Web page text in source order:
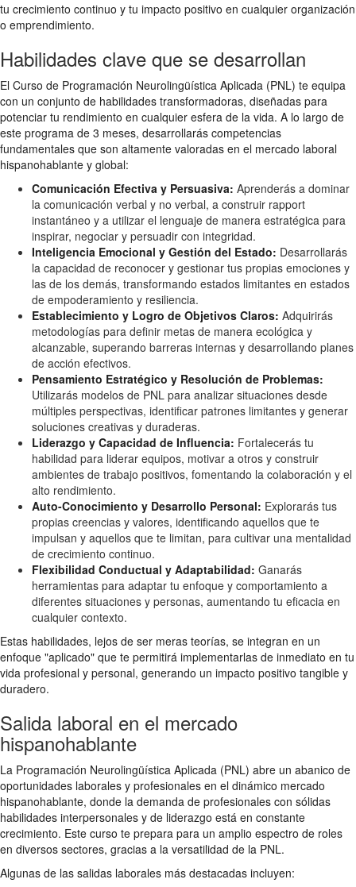
tu crecimiento continuo y tu impacto positivo en cualquier organización
o emprendimiento.
Habilidades clave que se desarrollan
El Curso de Programación Neurolingüística Aplicada (PNL) te equipa
con un conjunto de habilidades transformadoras, diseñadas para
potenciar tu rendimiento en cualquier esfera de la vida. A lo largo de
este programa de 3 meses, desarrollarás competencias
fundamentales que son altamente valoradas en el mercado laboral
hispanohablante y global:
Comunicación Efectiva y Persuasiva: Aprenderás a dominar
la comunicación verbal y no verbal, a construir rapport
instantáneo y a utilizar el lenguaje de manera estratégica para
inspirar, negociar y persuadir con integridad.
Inteligencia Emocional y Gestión del Estado: Desarrollarás
la capacidad de reconocer y gestionar tus propias emociones y
las de los demás, transformando estados limitantes en estados
de empoderamiento y resiliencia.
Establecimiento y Logro de Objetivos Claros: Adquirirás
metodologías para definir metas de manera ecológica y
alcanzable, superando barreras internas y desarrollando planes
de acción efectivos.
Pensamiento Estratégico y Resolución de Problemas:
Utilizarás modelos de PNL para analizar situaciones desde
múltiples perspectivas, identificar patrones limitantes y generar
soluciones creativas y duraderas.
Liderazgo y Capacidad de Influencia: Fortalecerás tu
habilidad para liderar equipos, motivar a otros y construir
ambientes de trabajo positivos, fomentando la colaboración y el
alto rendimiento.
Auto-Conocimiento y Desarrollo Personal: Explorarás tus
propias creencias y valores, identificando aquellos que te
impulsan y aquellos que te limitan, para cultivar una mentalidad
de crecimiento continuo.
Flexibilidad Conductual y Adaptabilidad: Ganarás
herramientas para adaptar tu enfoque y comportamiento a
diferentes situaciones y personas, aumentando tu eficacia en
cualquier contexto.
Estas habilidades, lejos de ser meras teorías, se integran en un
enfoque "aplicado" que te permitirá implementarlas de inmediato en tu
vida profesional y personal, generando un impacto positivo tangible y
duradero.
Salida laboral en el mercado
hispanohablante
La Programación Neurolingüística Aplicada (PNL) abre un abanico de
oportunidades laborales y profesionales en el dinámico mercado
hispanohablante, donde la demanda de profesionales con sólidas
habilidades interpersonales y de liderazgo está en constante
crecimiento. Este curso te prepara para un amplio espectro de roles
en diversos sectores, gracias a la versatilidad de la PNL.
Algunas de las salidas laborales más destacadas incluyen: